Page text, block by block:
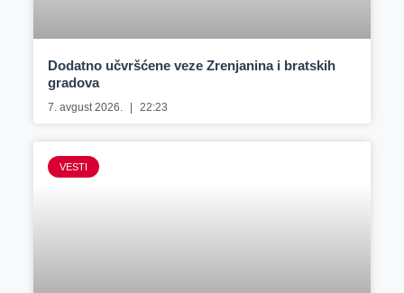
Dodatno učvršćene veze Zrenjanina i bratskih
gradova
7. avgust 2026. 22:23
VESTI